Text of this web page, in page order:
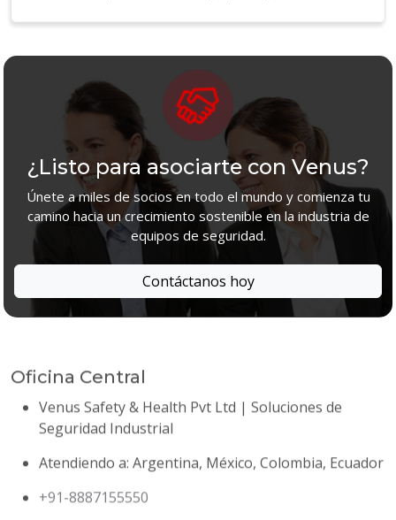
¿Listo para asociarte con Venus?
Únete a miles de socios en todo el mundo y comienza tu
camino hacia un crecimiento sostenible en la industria de
equipos de seguridad.
Contáctanos hoy
Venus Safety & Health Pvt Ltd | Soluciones de
Atendiendo a: Argentina, México, Colombia, Ecuador
+91-8887155550
mprom@venusohs.com